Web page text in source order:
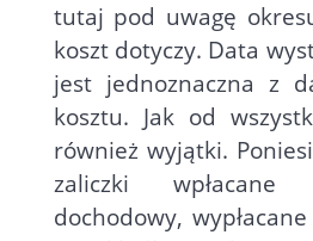
tutaj pod uwagę
koszt dotyczy. Data
jest jednoznaczna z
kosztu. Jak od
również wyjątki.
zaliczki
dochodowy,